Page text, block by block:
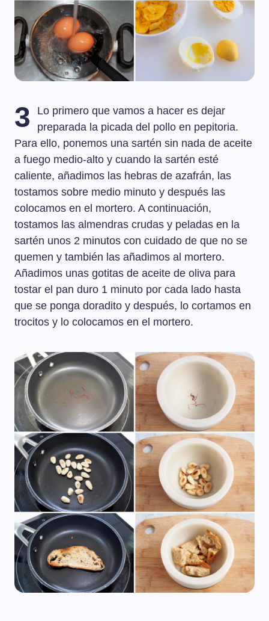
3
Lo primero que vamos a hacer es dejar
preparada la picada del pollo en pepitoria.
Para ello, ponemos una sartén sin nada de aceite
a fuego medio-alto y cuando la sartén esté
caliente, añadimos las hebras de azafrán, las
tostamos sobre medio minuto y después las
colocamos en el mortero. A continuación,
tostamos las almendras crudas y peladas en la
sartén unos 2 minutos con cuidado de que no se
quemen y también las añadimos al mortero.
Añadimos unas gotitas de aceite de oliva para
tostar el pan duro 1 minuto por cada lado hasta
que se ponga doradito y después, lo cortamos en
trocitos y lo colocamos en el mortero.